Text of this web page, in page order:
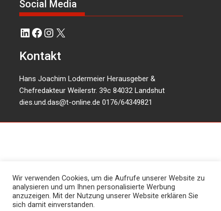
Social Media
LinkedIn
Facebook
Instagram
X
Kontakt
Hans Joachim Lodermeier Herausgeber &
Chefredakteur Weilerstr. 39c 84032 Landshut
dies.und.das@t-online.de 0176/64349821
Wir verwenden Cookies, um die Aufrufe unserer Website zu
analysieren und um Ihnen personalisierte Werbung
anzuzeigen. Mit der Nutzung unserer Website erklären Sie
sich damit einverstanden.